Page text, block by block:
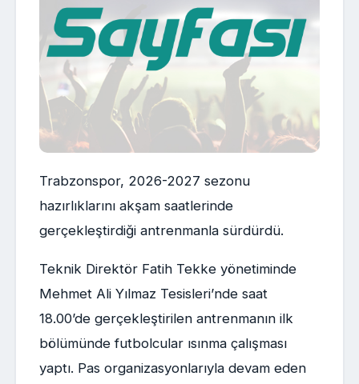
Trabzonspor, 2026-2027 sezonu
hazırlıklarını akşam saatlerinde
gerçekleştirdiği antrenmanla sürdürdü.
Teknik Direktör Fatih Tekke yönetiminde
Mehmet Ali Yılmaz Tesisleri’nde saat
18.00’de gerçekleştirilen antrenmanın ilk
bölümünde futbolcular ısınma çalışması
yaptı. Pas organizasyonlarıyla devam eden